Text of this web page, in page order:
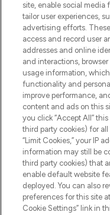
Lieferung ab
Do Not
HILFE
ÜBER
site, enable social media
tailor user experiences,
advertising efforts.
access and record user
addresses and online
and interactions,
usage information,
functionality and
improve performance,
content and ads on this
you click “Accept All”
third party cookies) for
“Limit Cookies,” your IP
information may still be
third party cookies) that
enable default website
deployed. You can also
preferences for this site
Cookie Settings” link in